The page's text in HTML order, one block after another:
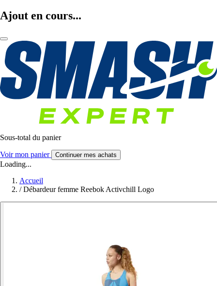
Ajout en cours...
Sous-total du panier
Voir mon panier Continuer mes achats
Loading...
Accueil
/ Débardeur femme Reebok Activchill Logo